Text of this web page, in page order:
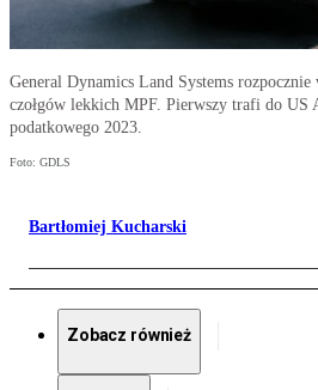
General Dynamics Land Systems
czołgów lekkich MPF. Pierwszy trafi do US
podatkowego 2023.
Foto: GDLS
Bartłomiej Kucharski
Zobacz również